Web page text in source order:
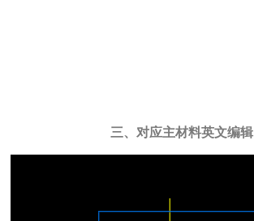
三、对应主材料英文编辑